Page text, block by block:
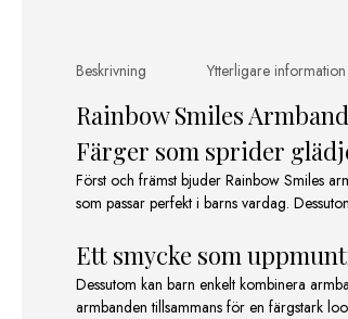
Beskrivning Ytterligare information
Rainbow Smiles
Färger som sprider
Först och främst bjuder Rainbow Smiles
som passar perfekt i barns vardag.
Ett smycke som
Dessutom kan barn enkelt kombinera
armbanden tillsammans för en färgstark